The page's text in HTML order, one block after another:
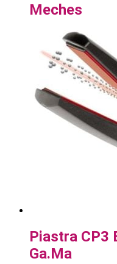
Meches
Piastra CP3
Ga.Ma